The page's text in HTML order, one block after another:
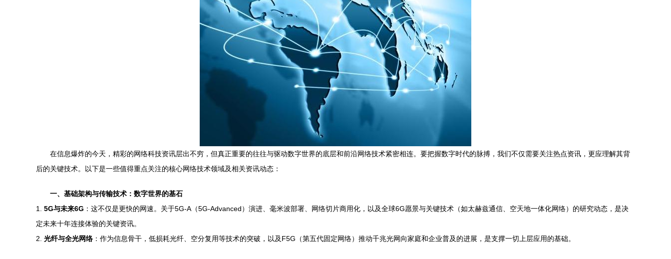
在信息爆炸的今天，精彩的网络科技资讯层出不穷，但真正重要的往往与驱动数字世界的底层和前沿网络技术紧密相连。要把握数字时代的脉搏，我们不仅需要关注热点资讯，更应理解其背
后的关键技术。以下是一些值得重点关注的核心网络技术领域及相关资讯动态：
一、基础架构与传输技术：数字世界的基石
1. 5G与未来6G ：这不仅是更快的网速。关于5G-A（5G-Advanced）演进、毫米波部署、网络切片商用化，以及全球6G愿景与关键技术（如太赫兹通信、空天地一体化网络）的研究动态，是决
定未来十年连接体验的关键资讯。
2. 光纤与全光网络 ：作为信息骨干，低损耗光纤、空分复用等技术的突破，以及F5G（第五代固定网络）推动千兆光网向家庭和企业普及的进展，是支撑一切上层应用的基础。